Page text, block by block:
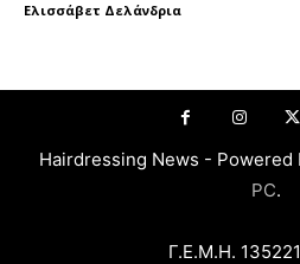
Ελισσάβετ Δελάνδρια
Hairdressing News - Powered
PC.
Γ.Ε.Μ.Η.